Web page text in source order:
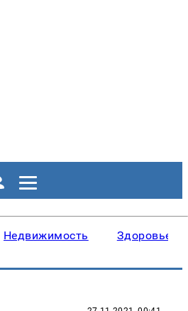
Недвижимость Здоровье